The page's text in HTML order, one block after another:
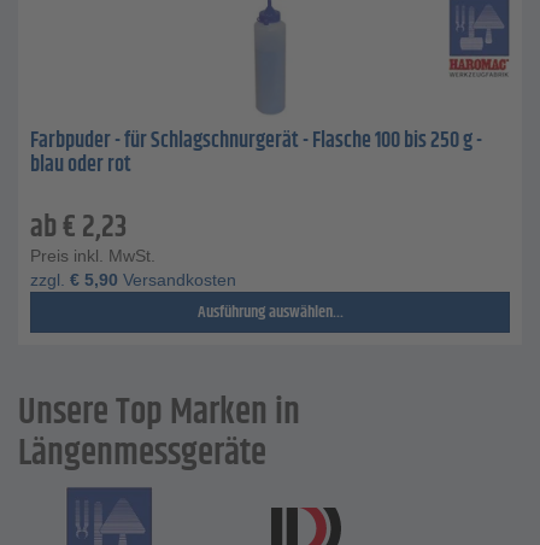
Farbpuder - für Schlagschnurgerät - Flasche 100 bis 250 g -
blau oder rot
ab€2,23
Preis inkl. MwSt.
zzgl. € 5,90 Versandkosten
Ausführung auswählen...
Unsere Top Marken in
Längenmessgeräte